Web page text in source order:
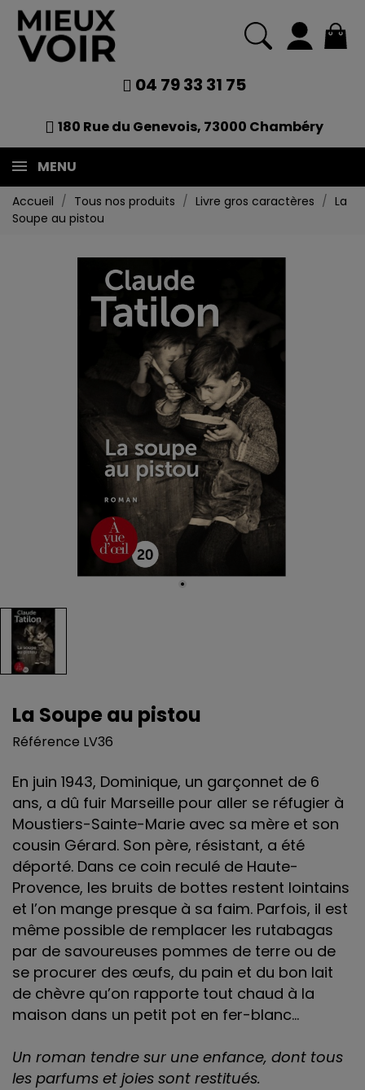
04 79 33 31 75
180 Rue du Genevois, 73000 Chambéry
MENU
Accueil Tous nos produits Livre gros caractères
La
Soupe au pistou
La Soupe au pistou
Référence LV36
En juin 1943, Dominique, un garçonnet de 6
ans, a dû fuir Marseille pour aller se réfugier à
Moustiers-Sainte-Marie avec sa mère et son
cousin Gérard. Son père, résistant, a été
déporté. Dans ce coin reculé de Haute-
Provence, les bruits de bottes restent lointains
et l’on mange presque à sa faim. Parfois, il est
même possible de remplacer les rutabagas
par de savoureuses pommes de terre ou de
se procurer des œufs, du pain et du bon lait
de chèvre qu’on rapporte tout chaud à la
maison dans un petit pot en fer-blanc...
Un roman tendre sur une enfance, dont tous
les parfums et joies sont restitués.